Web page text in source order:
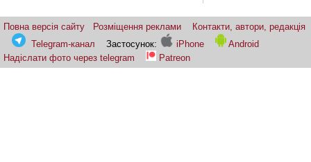
Повна версія сайту Розміщення реклами
Контакти, автори, редакція
Telegram-канал
Застосунок: iPhone
Android
Надіслати фото через telegram
Patreon